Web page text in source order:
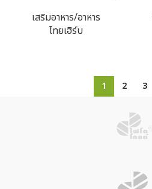
เสริมอาหาร/อาหาร
ไทยเฮิร์บ
1 2 3